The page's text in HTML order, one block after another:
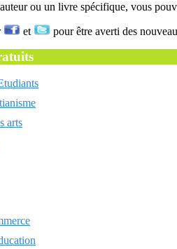
ou un livre spécifique, vous
et pour être averti des
arts